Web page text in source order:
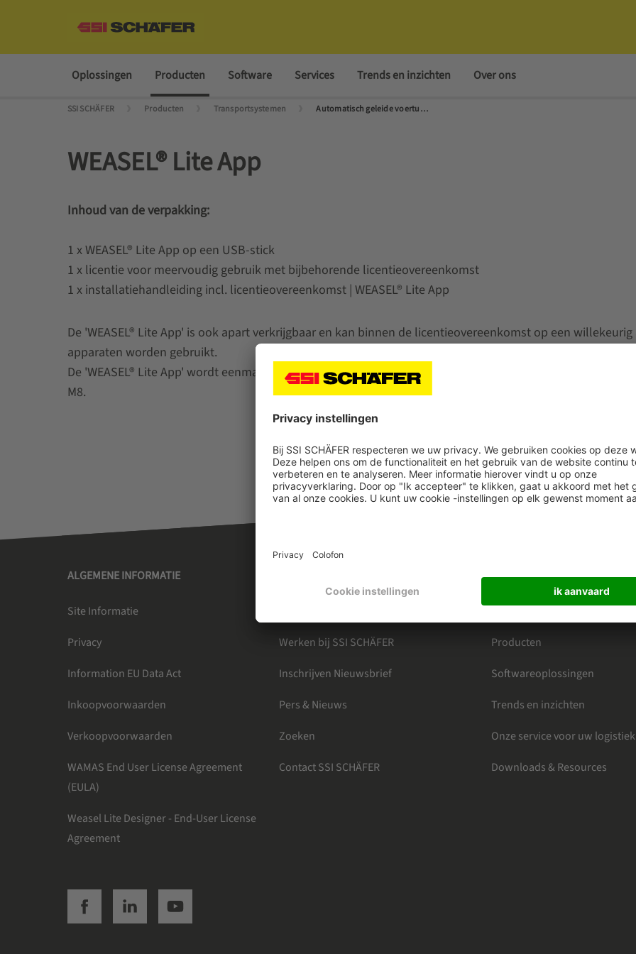
Oplossingen Producten Software Services Trends en inzichten Over ons
SSI SCHÄFER Producten Transportsystemen Automatisch geleide voertuigen (AGV's) en autonome mobiele robots (AMR's)
WEASEL® Lite App
Inhoud van de verpakking:
1 x WEASEL® Lite App op een USB-stick
1 x licentie voor meervoudig gebruik met bijbehorende licentieovereenkomst
1 x installatiehandleiding incl. licentieovereenkomst | WEASEL® Lite App
De 'WEASEL® Lite App' is ook apart verkrijgbaar en kan binnen de licentieovereenkomst op een
apparaten worden gebruikt.
De 'WEASEL® Lite App' wordt eenmalig beschikbaar gesteld en is alleen goedgekeurd voor de tablet
M8.
ALGEMENE INFORMATIE
Site Informatie
Privacy
Information EU Data Act
Inkoopvoorwaarden
Verkoopvoorwaarden
WAMAS End User License Agreement
(EULA)
Weasel Lite Designer - End-User License
Agreement
Werken bij SSI SCHÄFER
Inschrijven Nieuwsbrief
Pers & Nieuws
Zoeken
Contact SSI SCHÄFER
CATEGORIEËN
Producten
Softwareoplossingen
Trends en inzichten
Onze service voor uw logistiek
Downloads & Resources
SSI facebookSSI linkedinSSI youtube